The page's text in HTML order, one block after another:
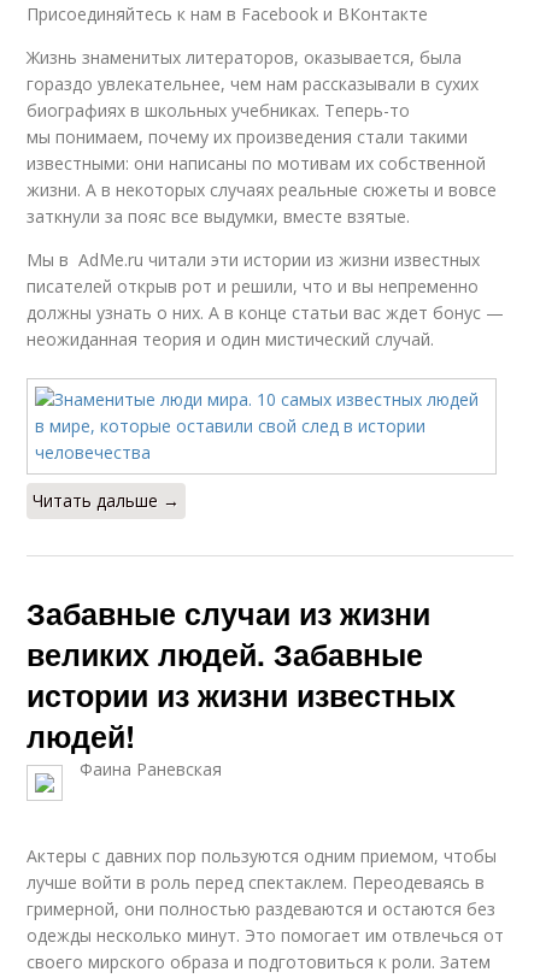
Присоединяйтесь к нам в Facebook и ВКонтакте
Жизнь знаменитых литераторов, оказывается, была
гораздо увлекательнее, чем нам рассказывали в сухих
биографиях в школьных учебниках. Теперь-то
мы понимаем, почему их произведения стали такими
известными: они написаны по мотивам их собственной
жизни. А в некоторых случаях реальные сюжеты и вовсе
заткнули за пояс все выдумки, вместе взятые.
Мы в AdMe.ru читали эти истории из жизни известных
писателей открыв рот и решили, что и вы непременно
должны узнать о них. А в конце статьи вас ждет бонус —
неожиданная теория и один мистический случай.
Читать дальше →
Забавные случаи из жизни
великих людей. Забавные
истории из жизни известных
людей!
Фаина Раневская
Актеры с давних пор пользуются одним приемом, чтобы
лучше войти в роль перед спектаклем. Переодеваясь в
гримерной, они полностью раздеваются и остаются без
одежды несколько минут. Это помогает им отвлечься от
своего мирского образа и подготовиться к роли. Затем